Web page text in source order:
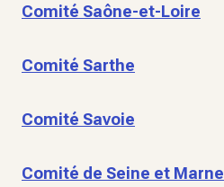
Comité Saône-et-Loire
Comité Sarthe
Comité Savoie
Comité de Seine et Marne